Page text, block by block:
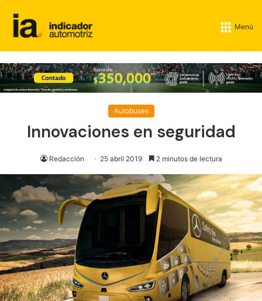
Menú
Autobuses
Innovaciones en seguridad
Redacción 25 abril 2019 2 minutos de lectura